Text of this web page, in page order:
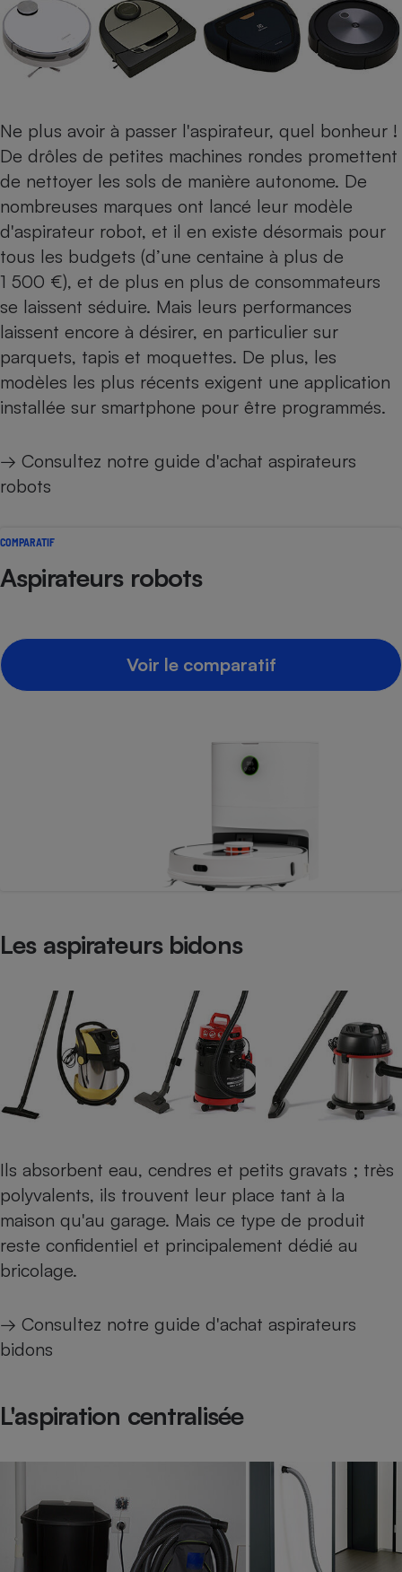
Ne plus avoir à passer l'aspirateur, quel bonheur !
De drôles de petites machines rondes promettent
de nettoyer les sols de manière autonome. De
nombreuses marques ont lancé leur modèle
d'aspirateur robot, et il en existe désormais pour
tous les budgets (d’une centaine à plus de
1 500 €), et de plus en plus de consommateurs
se laissent séduire. Mais leurs performances
laissent encore à désirer, en particulier sur
parquets, tapis et moquettes. De plus, les
modèles les plus récents exigent une application
installée sur smartphone pour être programmés.
→ Consultez notre guide d'achat aspirateurs
robots
COMPARATIF
Aspirateurs robots
Voir le comparatif
Les aspirateurs bidons
Ils absorbent eau, cendres et petits gravats ; très
polyvalents, ils trouvent leur place tant à la
maison qu'au garage. Mais ce type de produit
reste confidentiel et principalement dédié au
bricolage.
→ Consultez notre guide d'achat aspirateurs
bidons
L'aspiration centralisée